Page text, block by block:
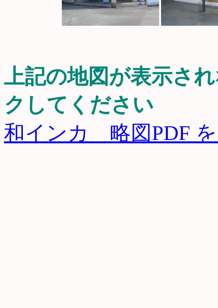
上記の地図が表示さ
クしてください
和インカ 略図PDF